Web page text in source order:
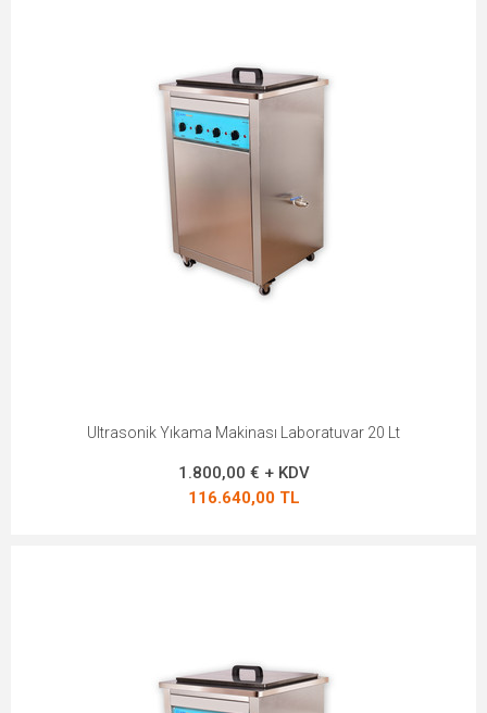
Ultrasonik Yıkama Makinası Laboratuvar 20 Lt
1.800,00 € + KDV
116.640,00 TL